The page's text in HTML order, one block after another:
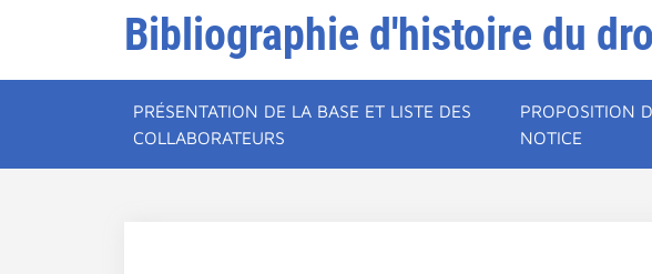
Bibliographie d'histoire du
PRÉSENTATION DE LA BASE ET LISTE DES
COLLABORATEURS
PROPOSITION
NOTICE